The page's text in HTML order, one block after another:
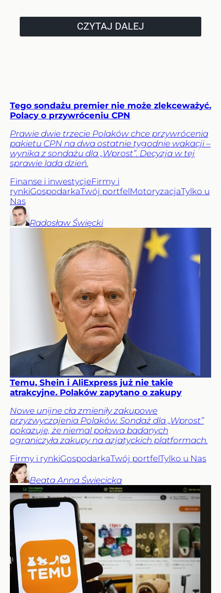
CZYTAJ DALEJ
Tego sondażu premier nie może zlekceważyć.
Polacy o przywróceniu CPN
Prawie dwie trzecie Polaków chce przywrócenia
pakietu CPN na dwa ostatnie tygodnie wakacji –
wynika z sondażu dla „Wprost”. Decyzja w tej
sprawie lada dzień.
Finanse i inwestycjeFirmy i
rynkiGospodarkaTwój portfelMotoryzacjaTylko u
Nas
Radosław Święcki
Temu, Shein i AliExpress już nie takie
atrakcyjne. Polaków zapytano o zakupy
Nowe unijne cła zmieniły zakupowe
przyzwyczajenia Polaków. Sondaż dla „Wprost”
pokazuje, że niemal połowa badanych
ograniczyła zakupy na azjatyckich platformach.
Firmy i rynkiGospodarkaTwój portfelTylko u Nas
Beata Anna Święcicka